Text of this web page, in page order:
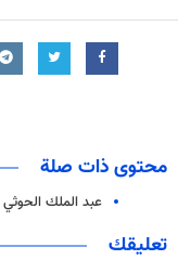
محتوى ذات صلة
عبد الملك
تعليقك